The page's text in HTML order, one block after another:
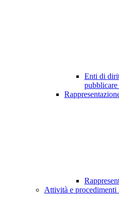
Enti di
Attività e procedimenti